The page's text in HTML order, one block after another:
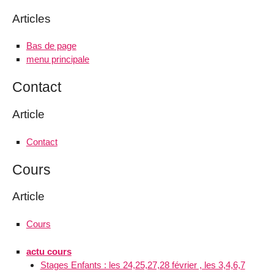
Articles
Bas de page
menu principale
Contact
Article
Contact
Cours
Article
Cours
actu cours
Stages Enfants : les 24,25,27,28 février , les 3,4,6,7